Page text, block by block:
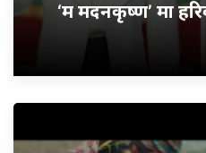
‘म मदनकृष्ण’ मा